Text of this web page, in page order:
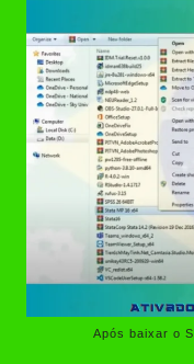
Após baixar o